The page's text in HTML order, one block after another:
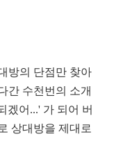
방의 단점만 찾아
간 수천번의 소개
겠어...' 가 되어 버
상대방을 제대로